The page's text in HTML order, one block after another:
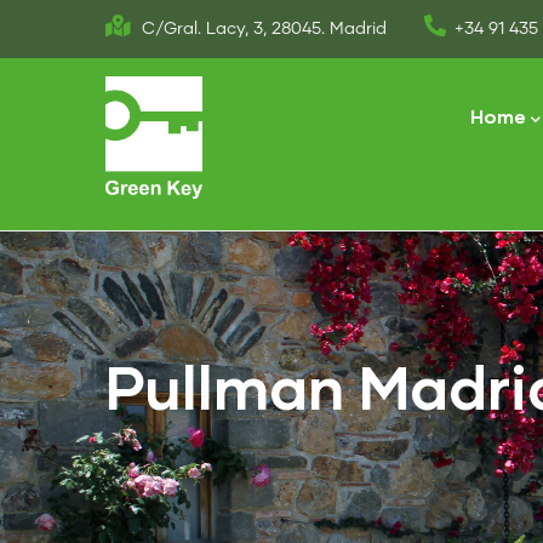
to
C/Gral. Lacy, 3, 28045. Madrid +34 91 435
Home
Pullman